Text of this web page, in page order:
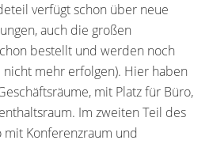
verfügt schon über neue
auch die großen
bestellt und werden noch
mehr erfolgen). Hier haben
mit Platz für Büro,
Im zweiten Teil des
Konferenzraum und